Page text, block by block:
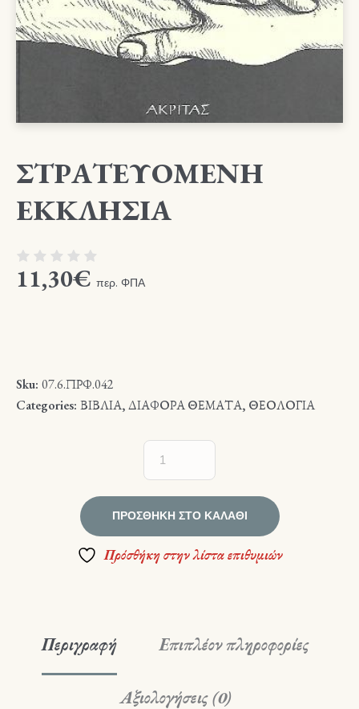
ΣΤΡΑΤΕΥΟΜΕΝΗ
ΕΚΚΛΗΣΙΑ
11,30€ περ. ΦΠΑ
Sku: 07.6.ΠΡΦ.042
Categories: ΒΙΒΛΙΑ,ΔΙΑΦΟΡΑ ΘΕΜΑΤΑ, ΘΕΟΛΟΓΙΑ
ΠΡΟΣΘΉΚΗ ΣΤΟ ΚΑΛΆΘΙ
Πρόσθήκη στην λίστα επιθυμιών
Περιγραφή Επιπλέον πληροφορίες
Αξιολογήσεις (0)